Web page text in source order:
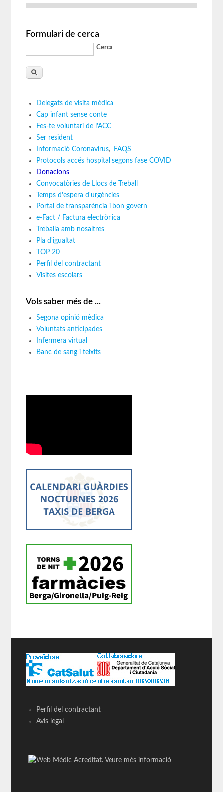
Formulari de cerca
Cerca
Delegats de visita mèdica
Cap infant sense conte
Fes-te voluntari de l'ACC
Ser resident
Informació Coronavirus,
FAQS
Protocols accés hospital segons fase COVID
Donacions
Convocatòries de Llocs de Treball
Temps d'espera d'urgències
Portal de transparència i bon govern
e-Fact / Factura electrònica
Treballa amb nosaltres
Pla d'igualtat
TOP 20
Perfil del contractant
Visites escolars
Vols saber més de ...
Segona opinió mèdica
Voluntats anticipades
Infermera virtual
Banc de sang i teixits
Perfil del contractant
Avís legal